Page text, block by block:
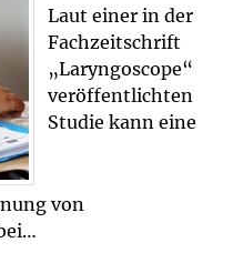
Laut einer in der
Fachzeitschrift
„Laryngoscope“
veröffentlichten
Studie kann eine
von